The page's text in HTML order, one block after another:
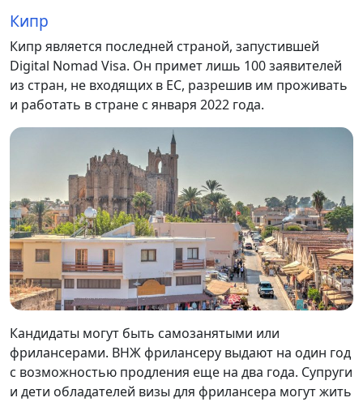
Кипр
Кипр является последней страной, запустившей
Digital Nomad Visa. Он примет лишь 100 заявителей
из стран, не входящих в ЕС, разрешив им проживать
и работать в стране с января 2022 года.
Кандидаты могут быть самозанятыми или
фрилансерами. ВНЖ фрилансеру выдают на один год
с возможностью продления еще на два года. Супруги
и дети обладателей визы для фрилансера могут жить